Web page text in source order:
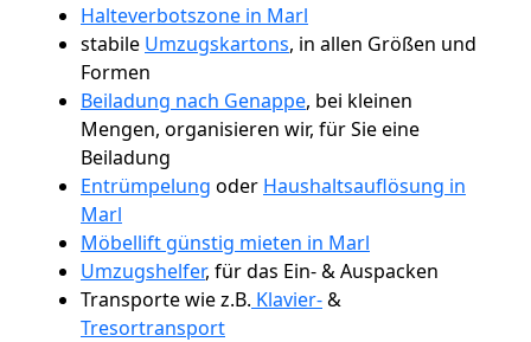
Halteverbotszone in Marl
stabile Umzugskartons, in allen Größen und
Formen
Beiladung nach Genappe, bei kleinen
Mengen, organisieren wir, für Sie eine
Beiladung
Entrümpelung oder Haushaltsauflösung in
Marl
Möbellift günstig mieten in Marl
Umzugshelfer, für das Ein- & Auspacken
Transporte wie z.B. Klavier-&
Tresortransport